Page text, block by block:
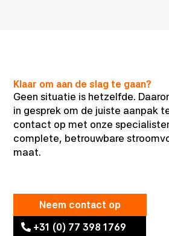
Klaar om aan de slag te gaan?
Geen situatie is hetzelfde.
in gesprek om de juiste aanpak
contact op met onze
complete, betrouwbare
maat.
Neem contact op
+31 (0) 77 398 1769